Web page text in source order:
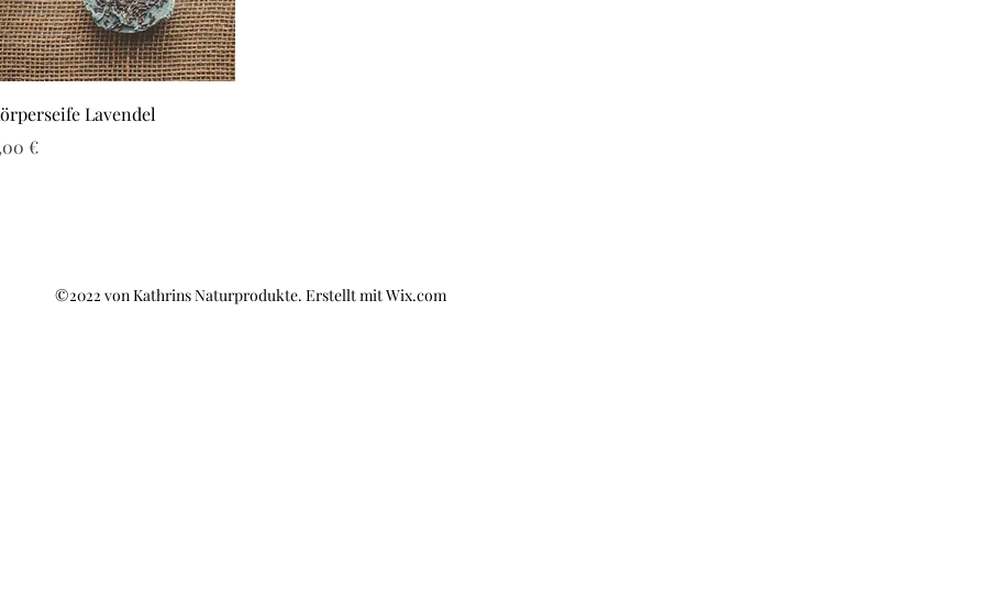
Schnellansicht
Lavendel
€
©2022 von Kathrins Naturprodukte. Erstellt mit Wix.com